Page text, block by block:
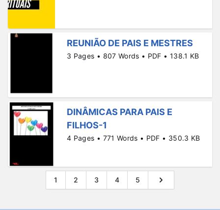
REUNIÃO DE PAIS E MESTRES
3 Pages • 807 Words • PDF • 138.1 KB
DINÂMICAS PARA PAIS E
FILHOS-1
4 Pages • 771 Words • PDF • 350.3 KB
1 2 3 4 5